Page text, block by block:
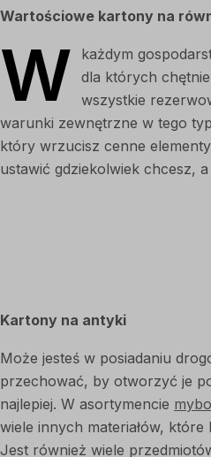
Wartościowe kartony na
W
każdym
dla których
wszystkie
warunki zewnętrzne w tego
który wrzucisz cenne
ustawić gdziekolwiek chcesz,
Kartony na antyki
Może jesteś w posiadaniu
przechować, by otworzyć je
najlepiej. W asortymencie
wiele innych materiałów,
Jest również wiele